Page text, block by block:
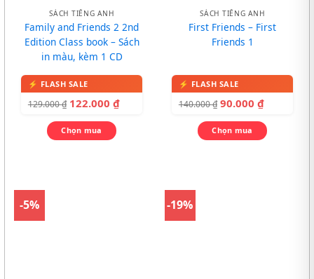
SÁCH TIẾNG ANH
Family and Friends 2 2nd
Edition Class book – Sách
in màu, kèm 1 CD
129.000₫ 122.000 ₫
Chọn mua
SÁCH TIẾNG ANH
First Friends – First
Friends 1
140.000₫ 90.000 ₫
Chọn mua
-5% -19%